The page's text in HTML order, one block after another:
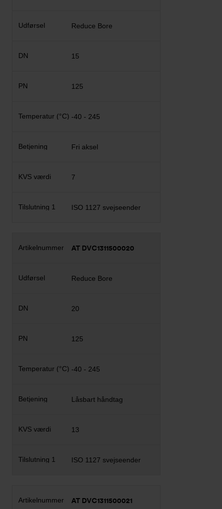
Reduce Bore
15
125
-40 - 245
Fri aksel
7
ISO 1127 svejseender
AT DVC1311500020
Reduce Bore
20
125
-40 - 245
Låsbart håndtag
13
ISO 1127 svejseender
AT DVC1311500021